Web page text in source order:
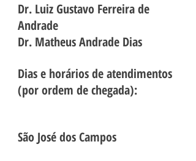
Dr. Luiz Gustavo Ferreira de
Andrade
Dr. Matheus Andrade Dias
Dias e horários de atendimentos
(por ordem de chegada):
São José dos Campos